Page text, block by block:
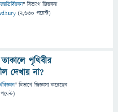
" বিভাগে জিজ্ঞাসা
(2,630 পয়েন্ট)
পৃথিবীর
দেখায় না?
" বিভাগে জিজ্ঞাসাকরেছেন
পয়েন্ট)